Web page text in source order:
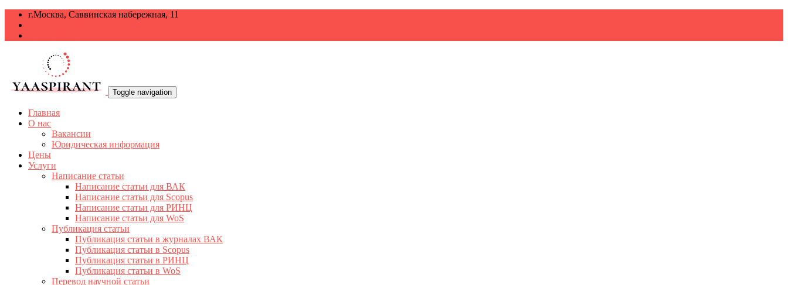
г.Москва, Саввинская набережная, 11
Toggle navigation
Главная
О нас
Вакансии
Юридическая информация
Цены
Услуги
Написание статьи
Написание статьи для ВАК
Написание статьи для Scopus
Написание статьи для РИНЦ
Написание статьи для WoS
Публикация статьи
Публикация статьи в журналах ВАК
Публикация статьи в Scopus
Публикация статьи в РИНЦ
Публикация статьи в WoS
Перевод научной статьи